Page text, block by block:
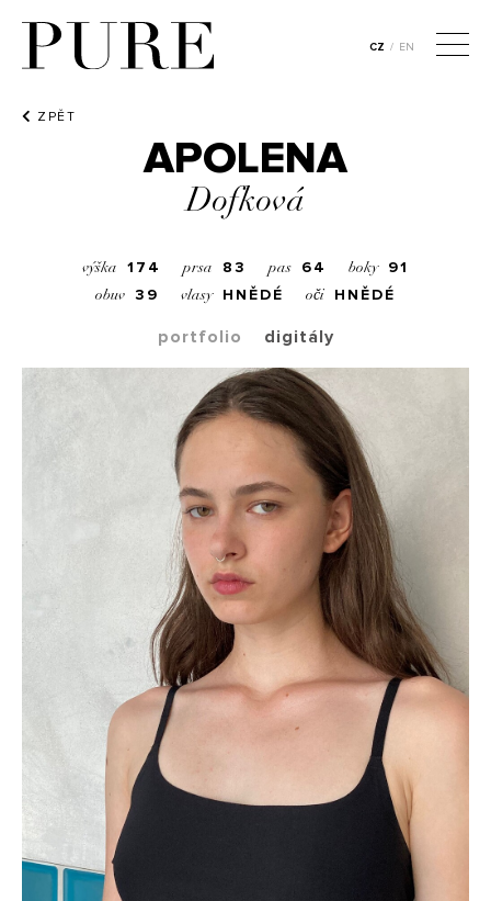
CZ / EN
ZPĚT
APOLENA
Dofková
výška 174 prsa 83 pas 64 boky 91
obuv 39 vlasy HNĚDÉ oči HNĚDÉ
portfolio digitály